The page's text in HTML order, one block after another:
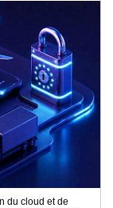
du cloud et de